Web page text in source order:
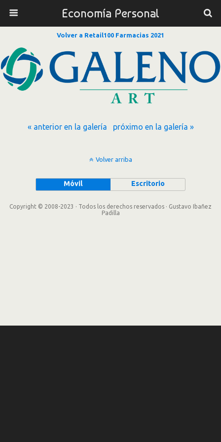
Economía Personal
Volver a Retail100 Farmacias 2021
« anterior en la galería próximo en la galería »
Volver arriba
Móvil Escritorio
Copyright © 2008-2023 · Todos los derechos reservados · Gustavo Ibañez
Padilla